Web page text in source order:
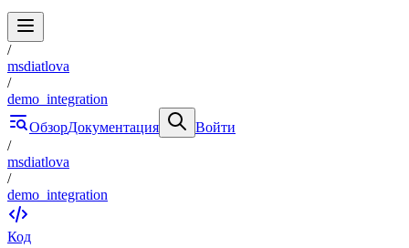
/
msdiatlova
/
demo_integration
ОбзорДокументация
Войти
/
msdiatlova
/
demo_integration
Код